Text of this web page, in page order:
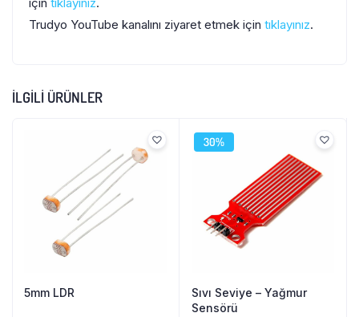
Trudyo YouTube kanalını ziyaret etmek için tıklayınız.
İLGILI ÜRÜNLER
5mm LDR
30%
Sıvı Seviye – Yağmur
Sensörü